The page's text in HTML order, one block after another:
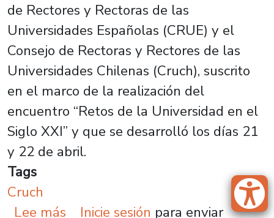
de Rectores y Rectoras de las
Universidades Españolas (CRUE) y el
Consejo de Rectoras y Rectores de las
Universidades Chilenas (Cruch), suscrito
en el marco de la realización del
encuentro “Retos de la Universidad en el
Siglo XXI” y que se desarrolló los días 21
y 22 de abril.
Tags
Cruch
Lee más sobre Cruch firma acuerdo de
Inicie sesión para enviar